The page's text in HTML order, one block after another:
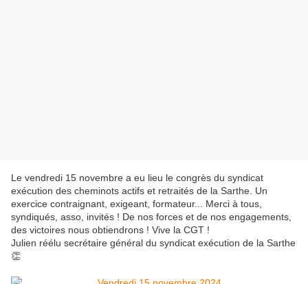
Le vendredi 15 novembre a eu lieu le congrès du syndicat
exécution des cheminots actifs et retraités de la Sarthe. Un
exercice contraignant, exigeant, formateur... Merci à tous,
syndiqués, asso, invités ! De nos forces et de nos engagements,
des victoires nous obtiendrons ! Vive la CGT !
Julien réélu secrétaire général du syndicat exécution de la Sarthe
👏